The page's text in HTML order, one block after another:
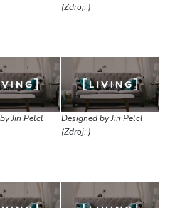
(Zdroj: )
Jiri Pelcl
Designed by Jiri Pelcl
(Zdroj: )